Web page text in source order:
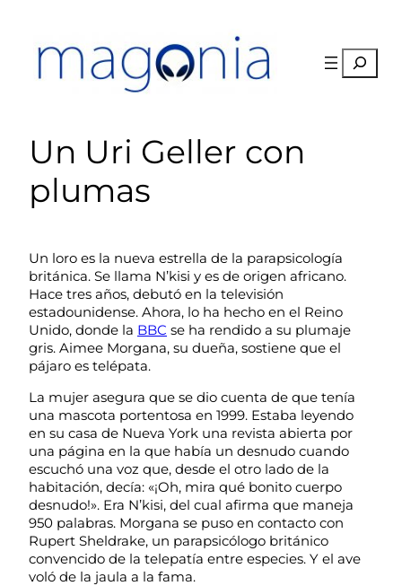
contenido
Buscar
Un Uri Geller con
plumas
Un loro es la nueva estrella de la parapsicología
británica. Se llama N’kisi y es de origen africano.
Hace tres años, debutó en la televisión
estadounidense. Ahora, lo ha hecho en el Reino
Unido, donde la BBC se ha rendido a su plumaje
gris. Aimee Morgana, su dueña, sostiene que el
pájaro es telépata.
La mujer asegura que se dio cuenta de que tenía
una mascota portentosa en 1999. Estaba leyendo
en su casa de Nueva York una revista abierta por
una página en la que había un desnudo cuando
escuchó una voz que, desde el otro lado de la
habitación, decía: «¡Oh, mira qué bonito cuerpo
desnudo!». Era N’kisi, del cual afirma que maneja
950 palabras. Morgana se puso en contacto con
Rupert Sheldrake, un parapsicólogo británico
convencido de la telepatía entre especies. Y el ave
voló de la jaula a la fama.